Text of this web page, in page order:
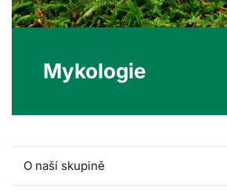
Mykologie
O naší skupině